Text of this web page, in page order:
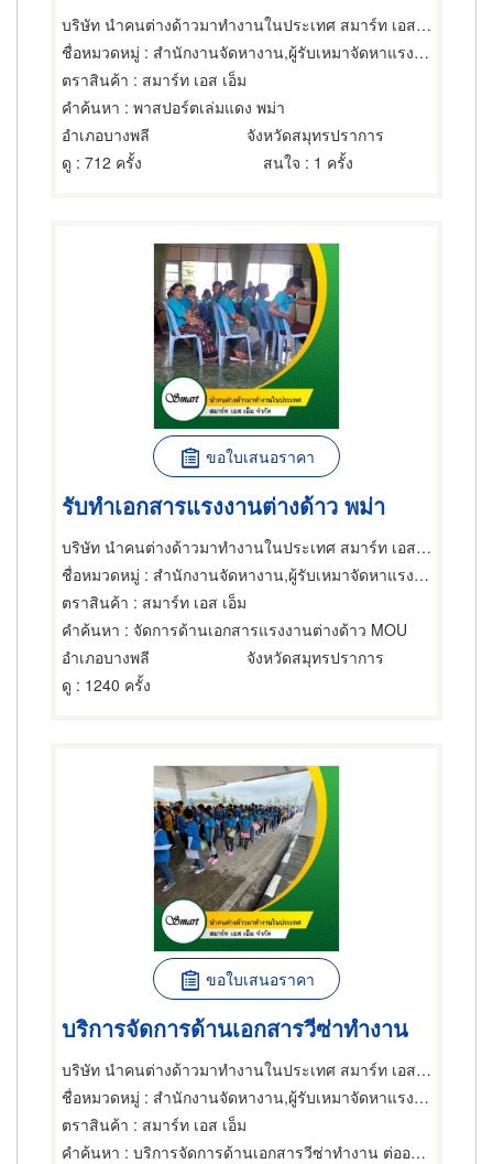
บริษัท นำคนต่างด้าวมาทำงานในประเทศ สมาร์ท เอส เอ็ม จำกัด
ชื่อหมวดหมู่ : สำนักงานจัดหางาน,ผู้รับเหมาจัดหาแรงงาน,สำนักงานจัดหางาน
ตราสินค้า : สมาร์ท เอส เอ็ม
คำค้นหา : พาสปอร์ตเล่มแดง พม่า
อำเภอบางพลี
จังหวัดสมุทรปราการ
ดู : 712 ครั้ง สนใจ : 1 ครั้ง
ขอใบเสนอราคา
รับทำเอกสารแรงงานต่างด้าว พม่า
บริษัท นำคนต่างด้าวมาทำงานในประเทศ สมาร์ท เอส เอ็ม จำกัด
ชื่อหมวดหมู่ : สำนักงานจัดหางาน,ผู้รับเหมาจัดหาแรงงาน,สำนักงานจัดหางาน
ตราสินค้า : สมาร์ท เอส เอ็ม
คำค้นหา : จัดการด้านเอกสารแรงงานต่างด้าว MOU
อำเภอบางพลี
จังหวัดสมุทรปราการ
ดู : 1240 ครั้ง
ขอใบเสนอราคา
บริการจัดการด้านเอกสารวีซ่าทำงาน
บริษัท นำคนต่างด้าวมาทำงานในประเทศ สมาร์ท เอส เอ็ม จำกัด
ชื่อหมวดหมู่ : สำนักงานจัดหางาน,ผู้รับเหมาจัดหาแรงงาน,สำนักงานจัดหางาน
ตราสินค้า : สมาร์ท เอส เอ็ม
คำค้นหา : บริการจัดการด้านเอกสารวีซ่าทำงาน ต่ออายุเล่ม